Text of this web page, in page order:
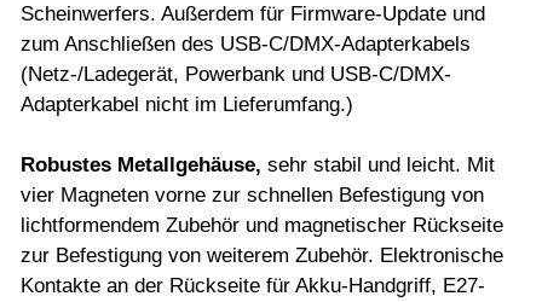
Scheinwerfers. Außerdem für Firmware-Update und
zum Anschließen des USB-C/DMX-Adapterkabels
(Netz-/Ladegerät, Powerbank und USB-C/DMX-
Adapterkabel nicht im Lieferumfang.)
Robustes Metallgehäuse, sehr stabil und leicht. Mit
vier Magneten vorne zur schnellen Befestigung von
lichtformendem Zubehör und magnetischer Rückseite
zur Befestigung von weiterem Zubehör. Elektronische
Kontakte an der Rückseite für Akku-Handgriff, E27-